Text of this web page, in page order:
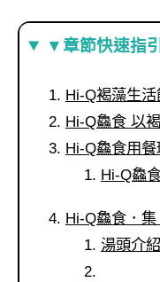
▼章節快速指
Hi-Q褐藻生
Hi-Q鱻食 以
Hi-Q鱻食用
Hi-Q鱻
Hi-Q鱻食．
湯頭介紹